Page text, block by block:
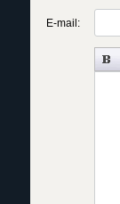
E-mail: